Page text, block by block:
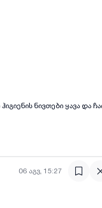
ნივთები ყავა და
06 აგვ, 15:27